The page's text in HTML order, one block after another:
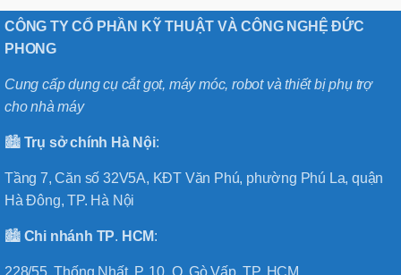
CÔNG TY CỔ PHẦN KỸ THUẬT VÀ CÔNG NGHỆ ĐỨC
PHONG
Cung cấp dụng cụ cắt gọt, máy móc, robot và thiết bị phụ trợ
cho nhà máy
🏙️ Trụ sở chính Hà Nội:
Tầng 7, Căn số 32V5A, KĐT Văn Phú, phường Phú La, quận
Hà Đông, TP. Hà Nội
🏙️ Chi nhánh TP. HCM:
228/55, Thống Nhất, P. 10, Q. Gò Vấp, TP. HCM